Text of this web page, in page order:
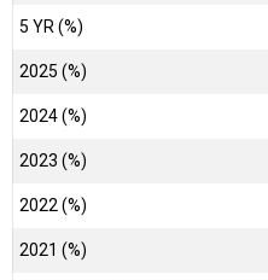
5 YR (%)
2025 (%)
2024 (%)
2023 (%)
2022 (%)
2021 (%)